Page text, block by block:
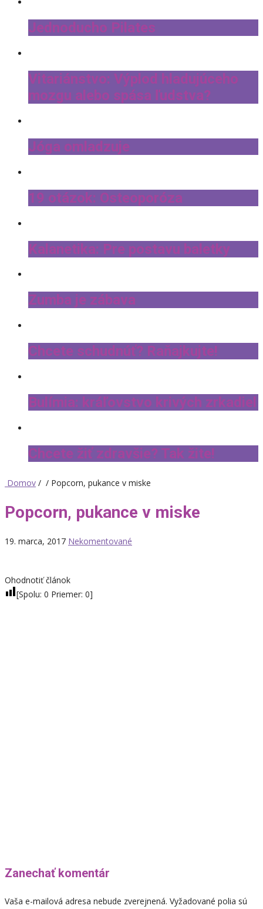
Jednoducho Pilates
Vitariánstvo: Výplod hladujúceho
mozgu alebo spása ľudstva?
Jóga omladzuje
19 otázok: Osteoporóza
Kalanetika: Pre postavu baletky
Zumba je zábava
Chcete schudnúť? Raňajkujte!
Bulímia: kráľovstvo krivých zrkadiel
Chcete žiť zdravšie? Tak žite!
Domov / / Popcorn, pukance v miske
Popcorn, pukance v miske
19. marca, 2017 Nekomentované
Ohodnotiť článok
[Spolu: 0 Priemer: 0]
Zanechať komentár
Vaša e-mailová adresa nebude zverejnená. Vyžadované polia sú